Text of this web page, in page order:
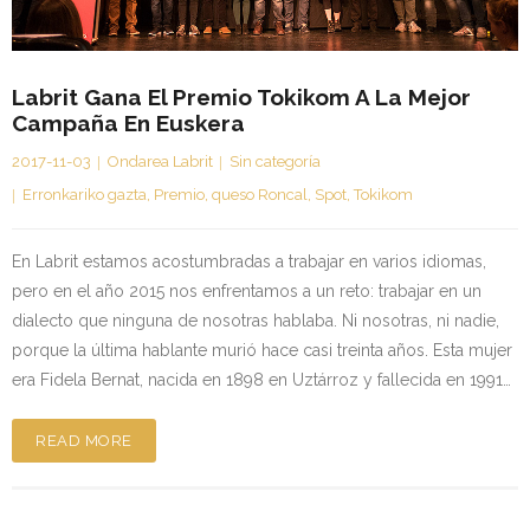
Kontaktua | Contacto
Labrit Gana El Premio Tokikom A La Mejor
Campaña En Euskera
2017-11-03 Ondarea Labrit
Sin categoría
Erronkariko gazta, Premio, queso Roncal, Spot,Tokikom
En Labrit estamos acostumbradas a trabajar en varios idiomas,
pero en el año 2015 nos enfrentamos a un reto: trabajar en un
dialecto que ninguna de nosotras hablaba. Ni nosotras, ni nadie,
porque la última hablante murió hace casi treinta años. Esta mujer
era Fidela Bernat, nacida en 1898 en Uztárroz y fallecida en 1991…
READ MORE